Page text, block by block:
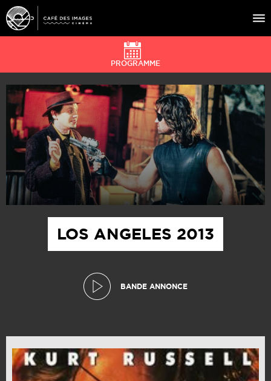
À L’AFFICHE
ÉVÉNEMENTS
CAFÉ DU CINÉ
PRATIQUE
ÉDUCATION AUX IMAGES
LOS ANGELES 2013
BANDE ANNONCE
PROGRAMME